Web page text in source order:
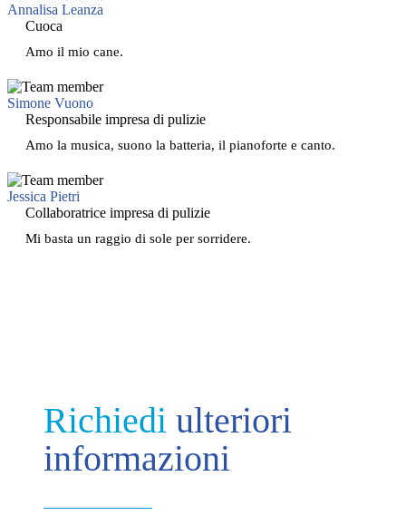
Annalisa Leanza
Cuoca
Amo il mio cane.
Simone Vuono
Responsabile impresa di pulizie
Amo la musica, suono la batteria, il pianoforte e canto.
Jessica Pietri
Collaboratrice impresa di pulizie
Mi basta un raggio di sole per sorridere.
Richiedi ulteriori
informazioni